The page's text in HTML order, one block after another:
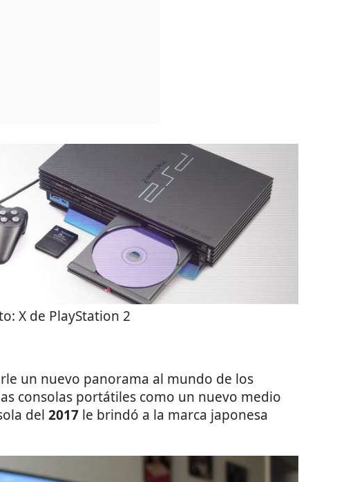
X de PlayStation 2
un nuevo panorama al mundo de los
consolas portátiles como un nuevo medio
del 2017 le brindó a la marca japonesa